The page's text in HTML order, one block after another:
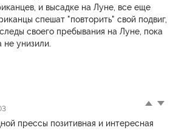
и высадке на Луне, все еще
спешат "повторить" свой подвиг,
своего пребывания на Луне, пока
не унизили.
прессы позитивная и интересная